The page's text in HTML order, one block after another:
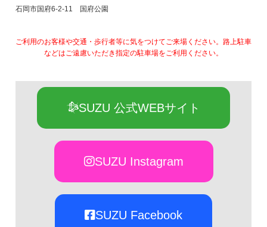
石岡市国府6-2-11 国府公園
ご利用のお客様や交通・歩行者等に気をつけてご来場ください。路上駐車
などはご遠慮いただき指定の駐車場をご利用ください。
SUZU 公式WEBサイト
SUZU Instagram
SUZU Facebook